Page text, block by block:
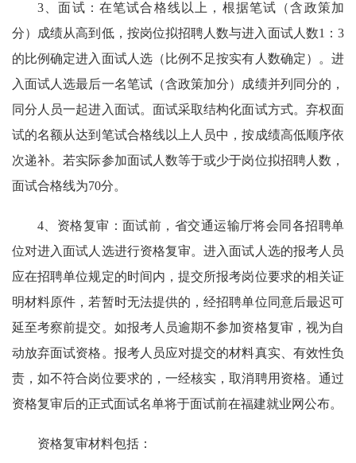
3、面试：在笔试合格线以上，根据笔试（含政策加
分）成绩从高到低，按岗位拟招聘人数与进入面试人数1：3
的比例确定进入面试人选（比例不足按实有人数确定）。进
入面试人选最后一名笔试（含政策加分）成绩并列同分的，
同分人员一起进入面试。面试采取结构化面试方式。弃权面
试的名额从达到笔试合格线以上人员中，按成绩高低顺序依
次递补。若实际参加面试人数等于或少于岗位拟招聘人数，
面试合格线为70分。
4、资格复审：面试前，省交通运输厅将会同各招聘单
位对进入面试人选进行资格复审。进入面试人选的报考人员
应在招聘单位规定的时间内，提交所报考岗位要求的相关证
明材料原件，若暂时无法提供的，经招聘单位同意后最迟可
延至考察前提交。如报考人员逾期不参加资格复审，视为自
动放弃面试资格。报考人员应对提交的材料真实、有效性负
责，如不符合岗位要求的，一经核实，取消聘用资格。通过
资格复审后的正式面试名单将于面试前在福建就业网公布。
资格复审材料包括：